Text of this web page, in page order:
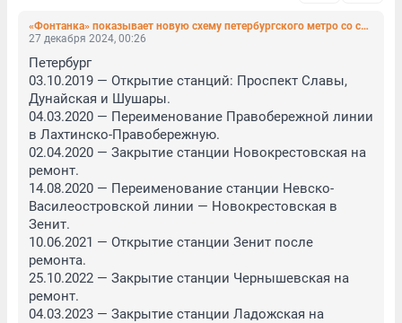
«Фонтанка» показывает новую схему петербургского метро со станцией «Горный институт»
27 декабря 2024, 00:26
Петербург
03.10.2019 — Открытие станций: Проспект Славы,
Дунайская и Шушары.
04.03.2020 — Переименование Правобережной линии
в Лахтинско-Правобережную.
02.04.2020 — Закрытие станции Новокрестовская на
ремонт.
14.08.2020 — Переименование станции Невско-
Василеостровской линии — Новокрестовская в
Зенит.
10.06.2021 — Открытие станции Зенит после
ремонта.
25.10.2022 — Закрытие станции Чернышевская на
ремонт.
04.03.2023 — Закрытие станции Ладожская на